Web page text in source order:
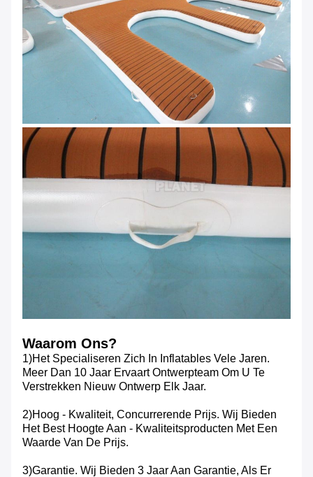
Waarom Ons?
1)Het Specialiseren Zich In Inflatables Vele Jaren.
Meer Dan 10 Jaar Ervaart Ontwerpteam Om U Te
Verstrekken Nieuw Ontwerp Elk Jaar.
2)Hoog - Kwaliteit, Concurrerende Prijs. Wij Bieden
Het Best Hoogte Aan - Kwaliteitsproducten Met Een
Waarde Van De Prijs.
3)Garantie. Wij Bieden 3 Jaar Aan Garantie, Als Er